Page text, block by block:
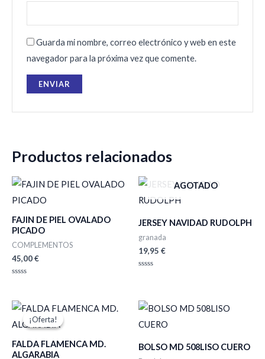
Guarda mi nombre, correo electrónico y web en este
navegador para la próxima vez que comente.
Productos relacionados
FAJIN DE PIEL OVALADO
PICADO
COMPLEMENTOS
45,00€
de
5
AGOTADO
JERSEY NAVIDAD RUDOLPH
granada
19,95 €
5
¡Oferta!
¡Oferta!
FALDA FLAMENCA MD.
ALGARABIA
El
precio
original
75,00 €.
El
precio
50,00 €.
BOLSO MD 508LISO CUERO